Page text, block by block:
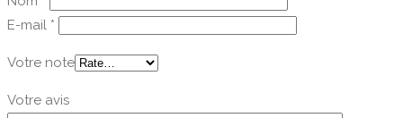
E-mail *
Votre note
Votre avis